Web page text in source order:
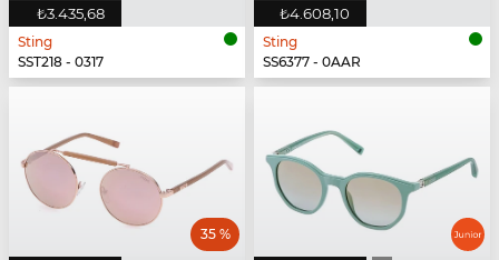
₺3.435,68
Sting
SST218 - 0317
₺4.608,10
Sting
SS6377 - 0AAR
35 %